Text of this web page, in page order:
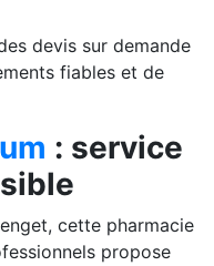
devis sur demande
fiables et de
: service
cette pharmacie
propose